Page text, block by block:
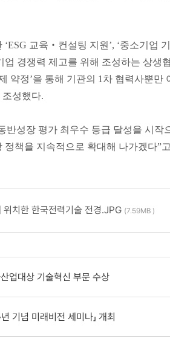
교육‧컨설팅 지원’, ‘중소기업
경쟁력 제고를 위해 조성하는 상생
약정’을 통해 기관의 1차 협력사뿐만
성했다.
반성장 평가 최우수 등급 달성을 시작
책을 지속적으로 확대해 나가겠다”
위치한 한국전력기술 전경.JPG (7.59MB )
업대상 기술혁신 부문 수상
기념 미래비전 세미나」 개최